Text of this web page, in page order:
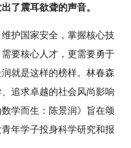
了震耳欲聋的声音。
护国家安全，掌握核心技
要核心人才，更需要勇于
就是这样的榜样。林春森
追求卓越的社会风尚影响
学而生：陈景润》旨在颂
年学子投身科学研究和报